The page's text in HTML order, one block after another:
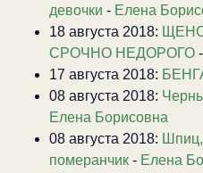
девочки - Елена
18 августа 2018:
СРОЧНО НЕДОРОГО -
17 августа 2018:
08 августа 2018:
Елена Борисовна
08 августа 2018:
померанчик - Елена